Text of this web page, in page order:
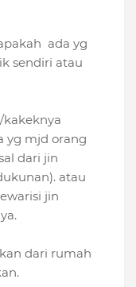
ada yg
sendiri atau
yg mjd orang
dari jin
atau
jin
dari rumah